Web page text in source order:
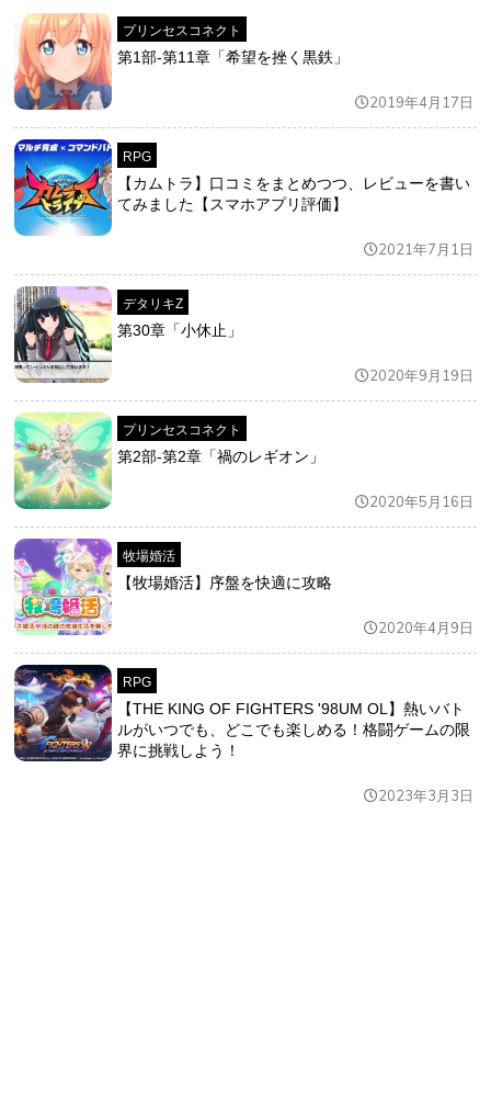
プリンセスコネクト
第1部-第11章「希望を挫く黒鉄」
2019年4月17日
RPG
【カムトラ】口コミをまとめつつ、レビューを書い
てみました【スマホアプリ評価】
2021年7月1日
デタリキZ
第30章「小休止」
2020年9月19日
プリンセスコネクト
第2部-第2章「禍のレギオン」
2020年5月16日
牧場婚活
【牧場婚活】序盤を快適に攻略
2020年4月9日
RPG
【THE KING OF FIGHTERS '98UM OL】熱いバト
ルがいつでも、どこでも楽しめる！格闘ゲームの限
界に挑戦しよう！
2023年3月3日